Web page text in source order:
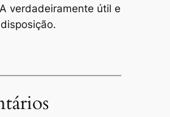
verdadeiramente útil e